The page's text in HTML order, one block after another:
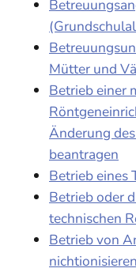
Mütter und
Betrieb einer
Änderung
beantragen
Betrieb eines
Betrieb oder
technischen
Betrieb von